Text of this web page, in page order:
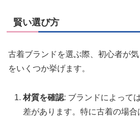
賢い選び方
古着ブランドを選ぶ際、初心者が
をいくつか挙げます。
材質を確認: ブランドによって
差があります。特に古着の場